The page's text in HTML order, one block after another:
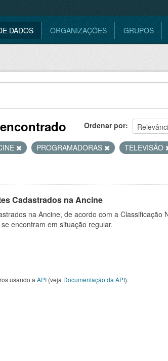
DADOS ORGANIZAÇÕES GRUPOS
Ordenar por
PROGRAMADORAS
TELEVISÃO
Cadastrados na Ancine
na Ancine, de acordo com a Classificação
encontram em situação regular.
usando a API (veja Documentação da API).